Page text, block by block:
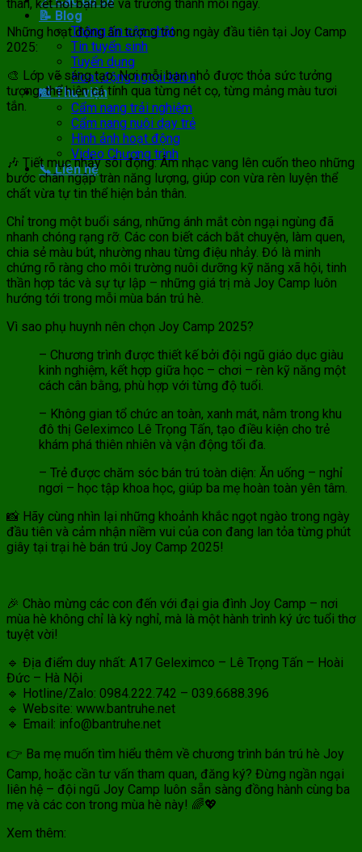
📝 Blog
Thông tin cập nhật
Tin tuyển sinh
Tuyển dụng
Hoạt động ngoại khóa
📸 Thư viện
Cẩm nang trải nghiệm
Cẩm nang nuôi dạy trẻ
Hình ảnh hoạt động
Video Chương trình
📞 Liên hệ
thân, kết nối bạn bè và trưởng thành mỗi ngày.
Những hoạt động ấn tượng trong ngày đầu tiên tại Joy Camp
2025:
🎨 Lớp vẽ sáng tạo: Nơi mỗi bạn nhỏ được thỏa sức tưởng
tượng, thể hiện cá tính qua từng nét cọ, từng mảng màu tươi
tắn.
🎶 Tiết mục nhảy sôi động: Âm nhạc vang lên cuốn theo những
bước chân ngập tràn năng lượng, giúp con vừa rèn luyện thể
chất vừa tự tin thể hiện bản thân.
Chỉ trong một buổi sáng, những ánh mắt còn ngại ngùng đã
nhanh chóng rạng rỡ. Các con biết cách bắt chuyện, làm quen,
chia sẻ màu bút, nhường nhau từng điệu nhảy. Đó là minh
chứng rõ ràng cho môi trường nuôi dưỡng kỹ năng xã hội, tinh
thần hợp tác và sự tự lập – những giá trị mà Joy Camp luôn
hướng tới trong mỗi mùa bán trú hè.
Vì sao phụ huynh nên chọn Joy Camp 2025?
– Chương trình được thiết kế bởi đội ngũ giáo dục giàu
kinh nghiệm, kết hợp giữa học – chơi – rèn kỹ năng một
cách cân bằng, phù hợp với từng độ tuổi.
– Không gian tổ chức an toàn, xanh mát, nằm trong khu
đô thị Geleximco Lê Trọng Tấn, tạo điều kiện cho trẻ
khám phá thiên nhiên và vận động tối đa.
– Trẻ được chăm sóc bán trú toàn diện: Ăn uống – nghỉ
ngơi – học tập khoa học, giúp ba mẹ hoàn toàn yên tâm.
📸 Hãy cùng nhìn lại những khoảnh khắc ngọt ngào trong ngày
đầu tiên và cảm nhận niềm vui của con đang lan tỏa từng phút
giây tại trại hè bán trú Joy Camp 2025!
🎉 Chào mừng các con đến với đại gia đình Joy Camp – nơi
mùa hè không chỉ là kỳ nghỉ, mà là một hành trình ký ức tuổi thơ
tuyệt vời!
🔹 Địa điểm duy nhất: A17 Geleximco – Lê Trọng Tấn – Hoài
Đức – Hà Nội
🔹 Hotline/Zalo: 0984.222.742 – 039.6688.396
🔹 Website: www.bantruhe.net
🔹 Email: info@bantruhe.net
👉 Ba mẹ muốn tìm hiểu thêm về chương trình bán trú hè Joy
Camp, hoặc cần tư vấn tham quan, đăng ký? Đừng ngần ngại
liên hệ – đội ngũ Joy Camp luôn sẵn sàng đồng hành cùng ba
mẹ và các con trong mùa hè này! 🌈💖
Xem thêm: